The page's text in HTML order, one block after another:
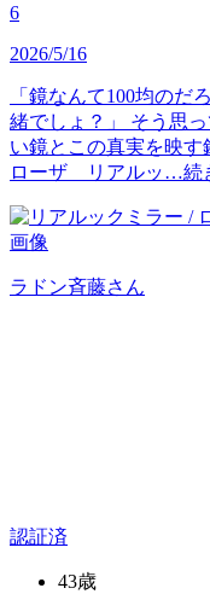
6
2026/5/16
「鏡なんて100均のだ
緒でしょ？」 そう思
い鏡とこの真実を映
ローザ リアルッ…続
ラドン斉藤さん
認証済
43歳